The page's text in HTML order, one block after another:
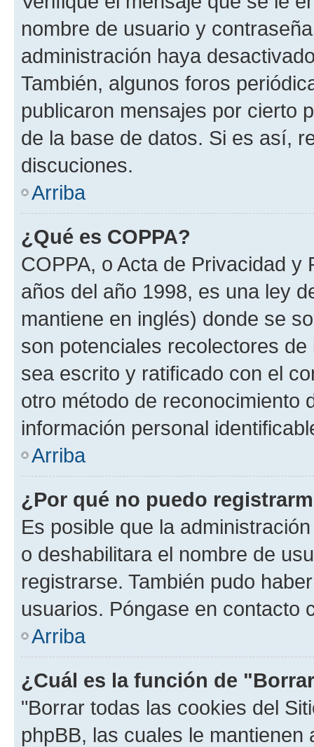
nombre de usuario y
administración haya
También, algunos foros
publicaron mensajes por cierto
de la base de datos. Si es así,
discuciones.
Arriba
¿Qué es COPPA?
COPPA, o Acta de Privacidad
años del año 1998, es una ley
mantiene en inglés) donde se
son potenciales recolectores
sea escrito y ratificado con el
otro método de reconocimiento
información personal
Arriba
¿Por qué no puedo
Es posible que la
o deshabilitara el nombre de
registrarse. También pudo
usuarios. Póngase en contacto
Arriba
¿Cuál es la función de
"Borrar todas las cookies del
phpBB, las cuales le